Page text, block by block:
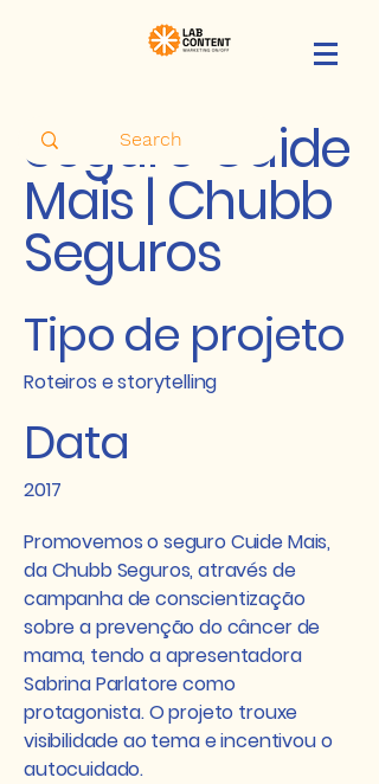
Seguro Cuide
Mais | Chubb
Seguros
Tipo de projeto
Roteiros e storytelling
Data
2017
Promovemos o seguro Cuide Mais,
da Chubb Seguros, através de
campanha de conscientização
sobre a prevenção do câncer de
mama, tendo a apresentadora
Sabrina Parlatore como
protagonista. O projeto trouxe
visibilidade ao tema e incentivou o
autocuidado.